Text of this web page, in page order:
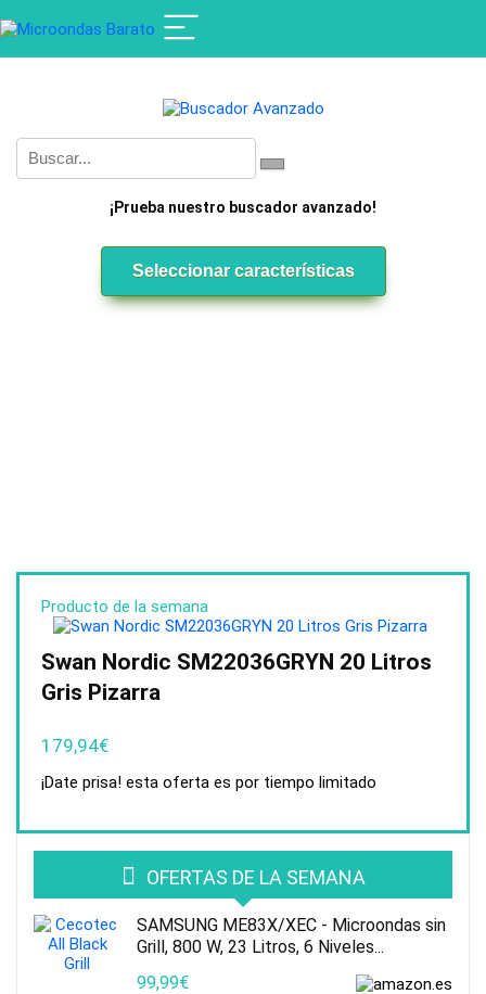
¡Prueba nuestro buscador avanzado!
Seleccionar características
Producto de la semana
Swan Nordic SM22036GRYN 20 Litros
Gris Pizarra
179,94€
¡Date prisa! esta oferta es por tiempo limitado
OFERTAS DE LA SEMANA
SAMSUNG ME83X/XEC - Microondas sin
Grill, 800 W, 23 Litros, 6 Niveles...
99,99€